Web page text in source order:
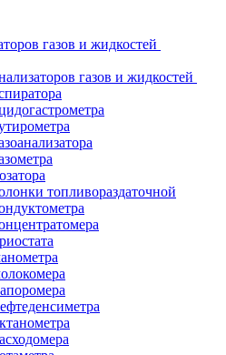
газов и жидкостей
газов и жидкостей
топливораздаточной